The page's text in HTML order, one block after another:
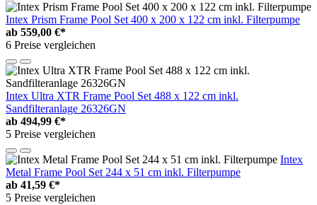
Intex Prism Frame Pool Set 400 x 200 x 122 cm inkl. Filterpumpe
ab 559,00 €*
6 Preise vergleichen
Intex Ultra XTR Frame Pool Set 488 x 122 cm inkl.
Sandfilteranlage 26326GN
ab 494,99 €*
5 Preise vergleichen
Intex
Metal Frame Pool Set 244 x 51 cm inkl. Filterpumpe
ab 41,59 €*
5 Preise vergleichen